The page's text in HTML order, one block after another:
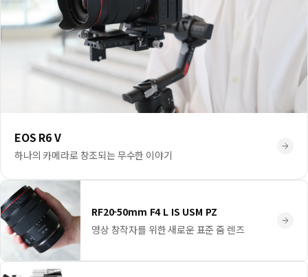
EOS R6 V
하나의 카메라로 창조되는 무수한 이야기
RF20-50mm F4 L IS USM PZ
영상 창작자를 위한 새로운 표준 줌 렌즈